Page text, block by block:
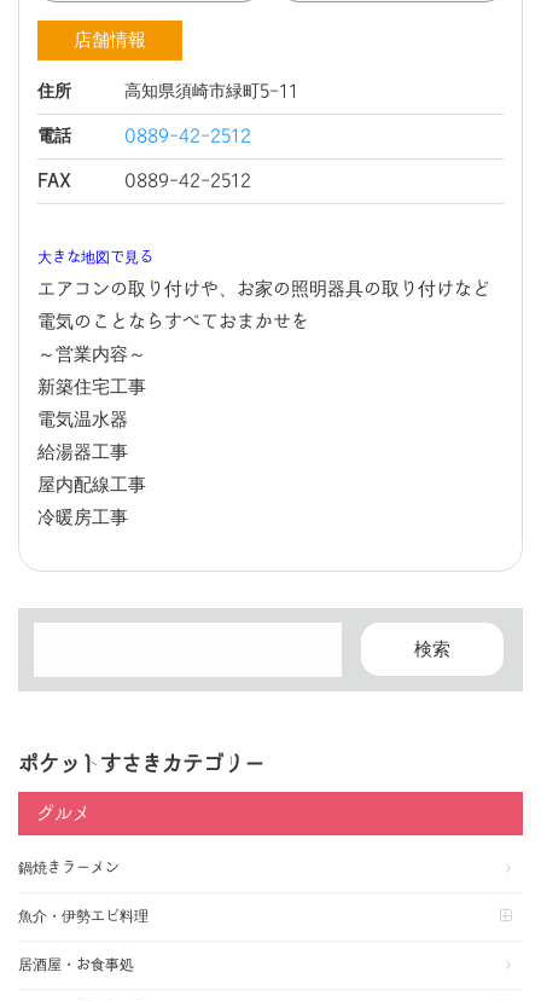
店舗情報
住所 高知県須崎市緑町5-11
電話 0889-42-2512
FAX 0889-42-2512
大きな地図で見る
エアコンの取り付けや、お家の照明器具の取り付けなど
電気のことならすべておまかせを
～営業内容～
新築住宅工事
電気温水器
給湯器工事
屋内配線工事
冷暖房工事
ポケットすさきカテゴリー
グルメ
鍋焼きラーメン
魚介・伊勢エビ料理
居酒屋・お食事処